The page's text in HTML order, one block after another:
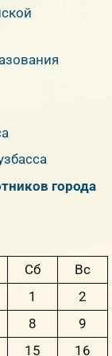
города
Сб
Вс
1
2
8
9
15 16